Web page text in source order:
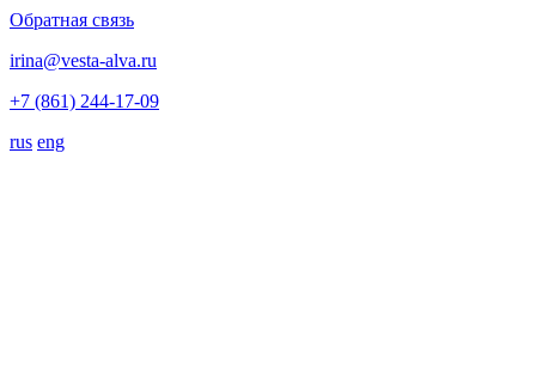
Обратная связь
irina@vesta-alva.ru
+7 (861) 244-17-09
rus eng